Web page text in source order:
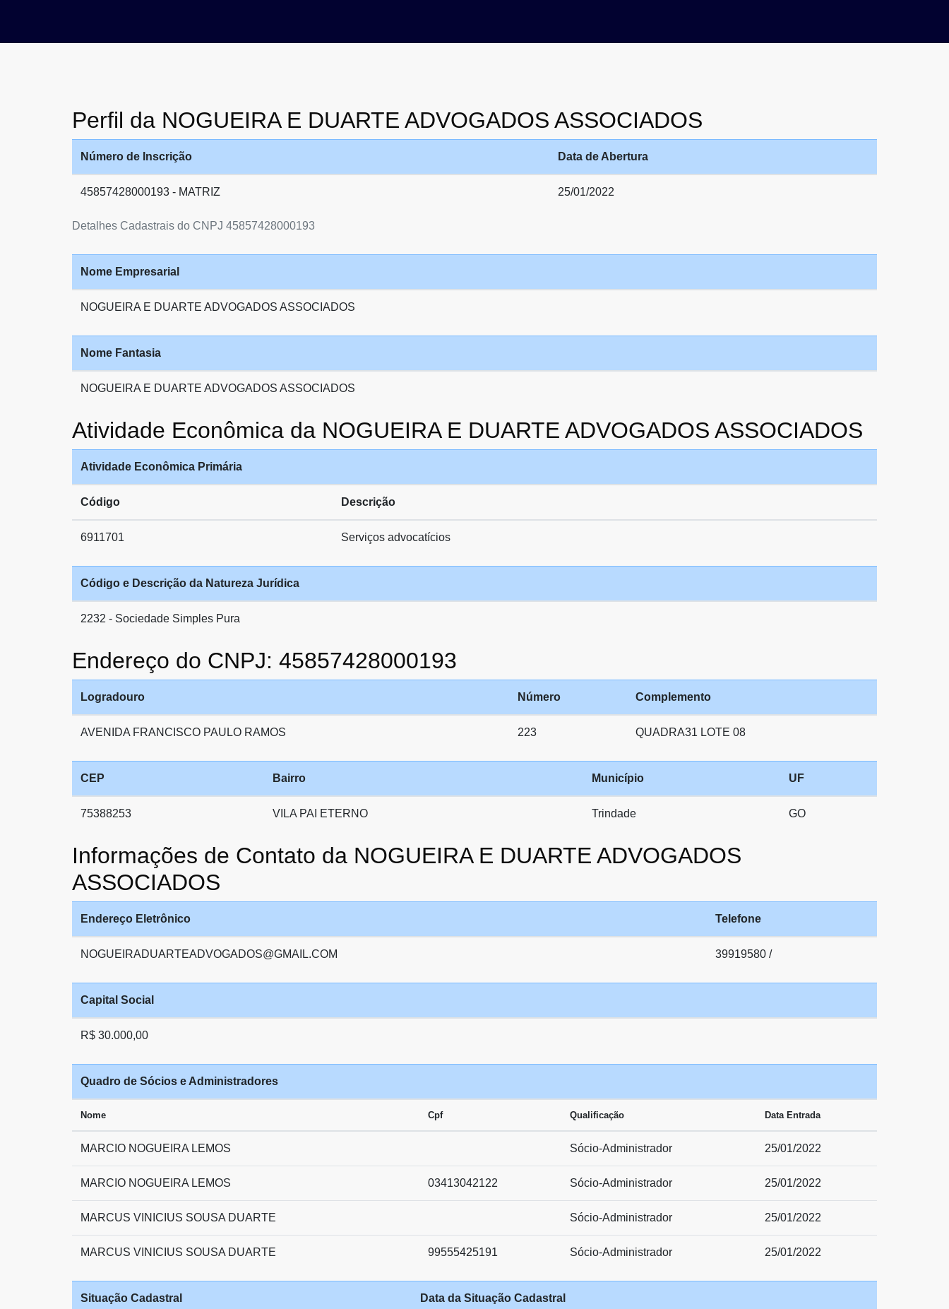
Perfil da NOGUEIRA E DUARTE ADVOGADOS ASSOCIADOS
Detalhes Cadastrais do CNPJ 45857428000193
Número de Inscrição Data de Abertura
45857428000193 - MATRIZ 25/01/2022
Nome Empresarial
NOGUEIRA E DUARTE ADVOGADOS ASSOCIADOS
Nome Fantasia
NOGUEIRA E DUARTE ADVOGADOS ASSOCIADOS
Atividade Econômica da NOGUEIRA E DUARTE ADVOGADOS ASSOCIADOS
Atividade Econômica Primária
Código Descrição
6911701 Serviços advocatícios
Código e Descrição da Natureza Jurídica
2232 - Sociedade Simples Pura
Endereço do CNPJ: 45857428000193
Logradouro Número Complemento
AVENIDA FRANCISCO PAULO RAMOS 223 QUADRA31 LOTE 08
CEP Bairro Município UF
75388253 VILA PAI ETERNO Trindade GO
Informações de Contato da NOGUEIRA E DUARTE ADVOGADOS
ASSOCIADOS
Endereço Eletrônico Telefone
NOGUEIRADUARTEADVOGADOS@GMAIL.COM 39919580 /
Capital Social
R$ 30.000,00
Quadro de Sócios e Administradores
Nome Cpf Qualificação Data Entrada
MARCIO NOGUEIRA LEMOS Sócio-Administrador 25/01/2022
MARCIO NOGUEIRA LEMOS 03413042122 Sócio-Administrador 25/01/2022
MARCUS VINICIUS SOUSA DUARTE Sócio-Administrador 25/01/2022
MARCUS VINICIUS SOUSA DUARTE 99555425191 Sócio-Administrador 25/01/2022
Situação Cadastral Data da Situação Cadastral